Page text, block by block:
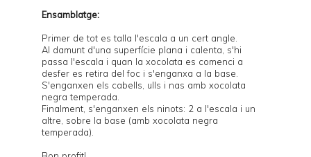
Ensamblatge:
Primer de tot es talla l'escala a un cert angle.
Al damunt d'una superfície plana i calenta, s'hi
passa l'escala i quan la xocolata es comenci a
desfer es retira del foc i s'enganxa a la base.
S'enganxen els cabells, ulls i nas amb xocolata
negra temperada.
Finalment, s'enganxen els ninots: 2 a l'escala i un
altre, sobre la base (amb xocolata negra
temperada).